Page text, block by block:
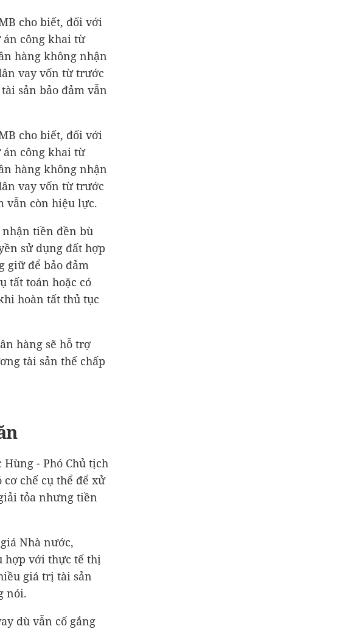
cho biết, đối với
án công khai từ
hàng không nhận
vay vốn từ trước
sản bảo đảm vẫn
cho biết, đối với
án công khai từ
hàng không nhận
vay vốn từ trước
vẫn còn hiệu lực.
tiền đền bù
sử dụng đất hợp
giữ để bảo đảm
tất toán hoặc có
hoàn tất thủ tục
hàng sẽ hỗ trợ
tài sản thế chấp
Hùng - Phó Chủ tịch
chế cụ thể để xử
tỏa nhưng tiền
Nhà nước,
hợp với thực tế thị
giá trị tài sản
nói.
dù vẫn cố gắng